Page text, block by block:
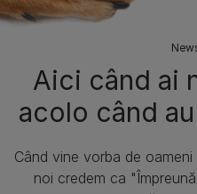
Aici când ai
acolo când
Când vine vorba de
noi credem ca